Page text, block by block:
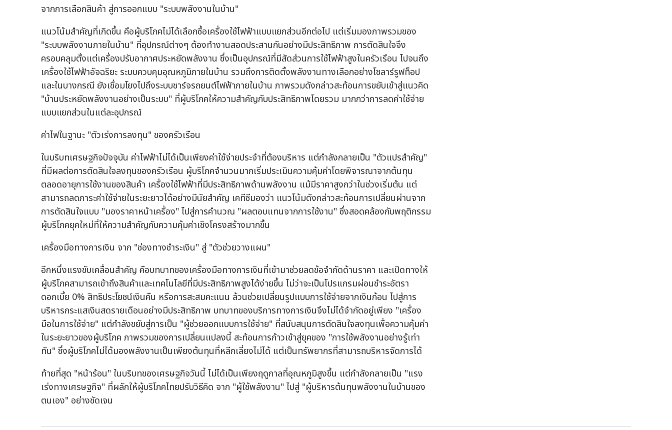
จากการเลือกสินค้า สู่การออกแบบ "ระบบพลังงานในบ้าน"
แนวโน้มสำคัญที่เกิดขึ้น คือผู้บริโภคไม่ได้เลือกซื้อเครื่องใช้ไฟฟ้าแบบแยกส่วนอีกต่อไป แต่เริ่มมองภาพรวมของ
"ระบบพลังงานภายในบ้าน" ที่อุปกรณ์ต่างๆ ต้องทำงานสอดประสานกันอย่างมีประสิทธิภาพ การตัดสินใจจึง
ครอบคลุมตั้งแต่เครื่องปรับอากาศประหยัดพลังงาน ซึ่งเป็นอุปกรณ์ที่มีสัดส่วนการใช้ไฟฟ้าสูงในครัวเรือน ไปจนถึง
เครื่องใช้ไฟฟ้าอัจฉริยะ ระบบควบคุมอุณหภูมิภายในบ้าน รวมถึงการติดตั้งพลังงานทางเลือกอย่างโซลาร์รูฟท็อป
และในบางกรณี ยังเชื่อมโยงไปถึงระบบชาร์จรถยนต์ไฟฟ้าภายในบ้าน ภาพรวมดังกล่าวสะท้อนการขยับเข้าสู่แนวคิด
"บ้านประหยัดพลังงานอย่างเป็นระบบ" ที่ผู้บริโภคให้ความสำคัญกับประสิทธิภาพโดยรวม มากกว่าการลดค่าใช้จ่าย
แบบแยกส่วนในแต่ละอุปกรณ์
ค่าไฟในฐานะ "ตัวเร่งการลงทุน" ของครัวเรือน
ในบริบทเศรษฐกิจปัจจุบัน ค่าไฟฟ้าไม่ได้เป็นเพียงค่าใช้จ่ายประจำที่ต้องบริหาร แต่กำลังกลายเป็น "ตัวแปรสำคัญ"
ที่มีผลต่อการตัดสินใจลงทุนของครัวเรือน ผู้บริโภคจำนวนมากเริ่มประเมินความคุ้มค่าโดยพิจารณาจากต้นทุน
ตลอดอายุการใช้งานของสินค้า เครื่องใช้ไฟฟ้าที่มีประสิทธิภาพด้านพลังงาน แม้มีราคาสูงกว่าในช่วงเริ่มต้น แต่
สามารถลดภาระค่าใช้จ่ายในระยะยาวได้อย่างมีนัยสำคัญ เคทีซีมองว่า แนวโน้มดังกล่าวสะท้อนการเปลี่ยนผ่านจาก
การตัดสินใจแบบ "มองราคาหน้าเครื่อง" ไปสู่การคำนวณ "ผลตอบแทนจากการใช้งาน" ซึ่งสอดคล้องกับพฤติกรรม
ผู้บริโภคยุคใหม่ที่ให้ความสำคัญกับความคุ้มค่าเชิงโครงสร้างมากขึ้น
เครื่องมือทางการเงิน จาก "ช่องทางชำระเงิน" สู่ "ตัวช่วยวางแผน"
อีกหนึ่งแรงขับเคลื่อนสำคัญ คือบทบาทของเครื่องมือทางการเงินที่เข้ามาช่วยลดข้อจำกัดด้านราคา และเปิดทางให้
ผู้บริโภคสามารถเข้าถึงสินค้าและเทคโนโลยีที่มีประสิทธิภาพสูงได้ง่ายขึ้น ไม่ว่าจะเป็นโปรแกรมผ่อนชำระอัตรา
ดอกเบี้ย 0% สิทธิประโยชน์เงินคืน หรือการสะสมคะแนน ล้วนช่วยเปลี่ยนรูปแบบการใช้จ่ายจากเงินก้อน ไปสู่การ
บริหารกระแสเงินสดรายเดือนอย่างมีประสิทธิภาพ บทบาทของบริการทางการเงินจึงไม่ได้จำกัดอยู่เพียง "เครื่อง
มือในการใช้จ่าย" แต่กำลังขยับสู่การเป็น "ผู้ช่วยออกแบบการใช้จ่าย" ที่สนับสนุนการตัดสินใจลงทุนเพื่อความคุ้มค่า
ในระยะยาวของผู้บริโภค ภาพรวมของการเปลี่ยนแปลงนี้ สะท้อนการก้าวเข้าสู่ยุคของ "การใช้พลังงานอย่างรู้เท่า
ทัน" ซึ่งผู้บริโภคไม่ได้มองพลังงานเป็นเพียงต้นทุนที่หลีกเลี่ยงไม่ได้ แต่เป็นทรัพยากรที่สามารถบริหารจัดการได้
ท้ายที่สุด "หน้าร้อน" ในบริบทของเศรษฐกิจวันนี้ ไม่ได้เป็นเพียงฤดูกาลที่อุณหภูมิสูงขึ้น แต่กำลังกลายเป็น "แรง
เร่งทางเศรษฐกิจ" ที่ผลักให้ผู้บริโภคไทยปรับวิธีคิด จาก "ผู้ใช้พลังงาน" ไปสู่ "ผู้บริหารต้นทุนพลังงานในบ้านของ
ตนเอง" อย่างชัดเจน